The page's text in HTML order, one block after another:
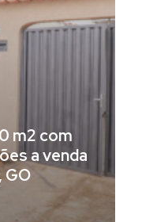
m2 com
a venda
GO